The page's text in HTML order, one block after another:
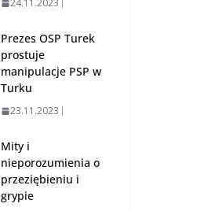
24.11.2023
Prezes OSP Turek
prostuje
manipulacje PSP w
Turku
23.11.2023
Mity i
nieporozumienia o
przeziębieniu i
grypie